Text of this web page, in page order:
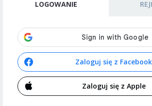
LOGOWANIE
Zaloguj się z Facebook
Zaloguj się z Apple